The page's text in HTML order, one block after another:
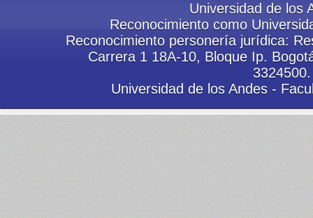
Universidad de los
Reconocimiento como
Reconocimiento personería jurídica:
Carrera 1 18A-10, Bloque Ip.
Universidad de los Andes -